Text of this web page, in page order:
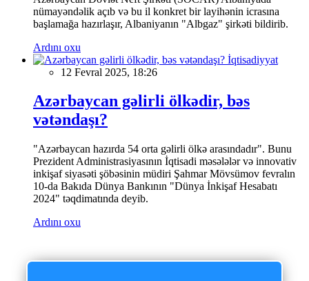
nümayəndəlik açıb və bu il konkret bir layihənin icrasına
başlamağa hazırlaşır, Albaniyanın "Albgaz" şirkəti bildirib.
Ardını oxu
İqtisadiyyat
12 Fevral 2025, 18:26
Azərbaycan gəlirli ölkədir, bəs
vətəndaşı?
"Azərbaycan hazırda 54 orta gəlirli ölkə arasındadır". Bunu
Prezident Administrasiyasının İqtisadi məsələlər və innovativ
inkişaf siyasəti şöbəsinin müdiri Şahmar Mövsümov fevralın
10-da Bakıda Dünya Bankının "Dünya İnkişaf Hesabatı
2024" təqdimatında deyib.
Ardını oxu